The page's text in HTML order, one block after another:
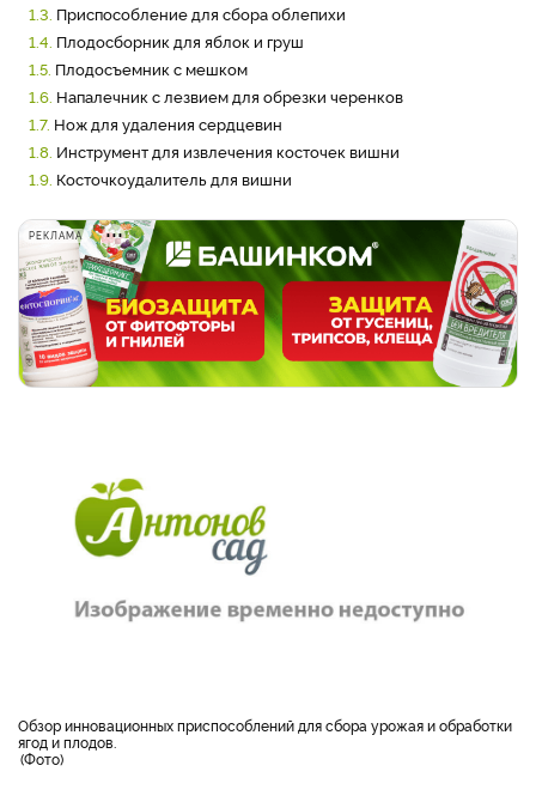
1.3. Приспособление для сбора облепихи
1.4. Плодосборник для яблок и груш
1.5. Плодосъемник с мешком
1.6. Напалечник с лезвием для обрезки черенков
1.7. Нож для удаления сердцевин
1.8. Инструмент для извлечения косточек вишни
1.9. Косточкоудалитель для вишни
РЕКЛАМА
обзор инновационных приспособлений для сбора урожая и обработки
ягод и плодов.
Фото